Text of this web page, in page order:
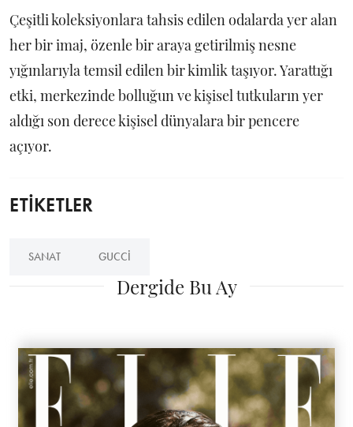
Çeşitli koleksiyonlara tahsis edilen odalarda yer alan
her bir imaj, özenle bir araya getirilmiş nesne
yığınlarıyla temsil edilen bir kimlik taşıyor. Yarattığı
etki, merkezinde bolluğun ve kişisel tutkuların yer
aldığı son derece kişisel dünyalara bir pencere
açıyor.
ETİKETLER
SANAT GUCCI
Dergide Bu Ay